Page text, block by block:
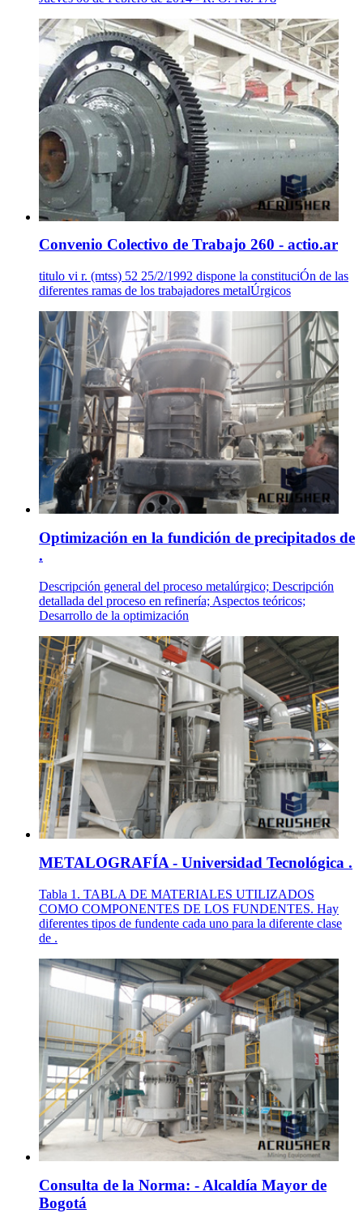
Convenio Colectivo de Trabajo 260 - actio.ar
titulo vi r. (mtss) 52 25/2/1992 dispone la constituciÓn de las
diferentes ramas de los trabajadores metalÚrgicos
Optimización en la fundición de precipitados de
.
Descripción general del proceso metalúrgico; Descripción
detallada del proceso en refinería; Aspectos teóricos;
Desarrollo de la optimización
METALOGRAFÍA - Universidad Tecnológica .
Tabla 1. TABLA DE MATERIALES UTILIZADOS
COMO COMPONENTES DE LOS FUNDENTES. Hay
diferentes tipos de fundente cada uno para la diferente clase
de .
Consulta de la Norma: - Alcaldía Mayor de
Bogotá